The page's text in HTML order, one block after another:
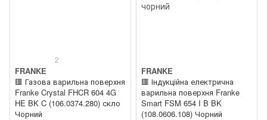
2
FRANKE
🟥 Газова варильна поверхня
Franke Crystal FHCR 604 4G
HE BK C (106.0374.280) скло
Чорний
FRANKE
🟥 Індукційна електрична
варильна поверхня Franke
Smart FSM 654 I B BK
(108.0606.108) Чорний